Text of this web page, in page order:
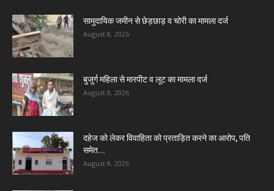
सामुदायिक जमीन से छेड़छाड़ व चोरी का मामला दर्ज
August 8, 2026
बुजुर्ग महिला से मारपीट व लूट का मामला दर्ज
August 8, 2026
दहेज को लेकर विवाहिता को प्रताड़ित करने का आरोप, पति
समेत...
August 8, 2026